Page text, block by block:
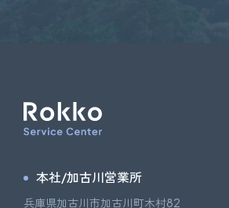
本社/加古川営業所
兵庫県加古川市加古川町木村82